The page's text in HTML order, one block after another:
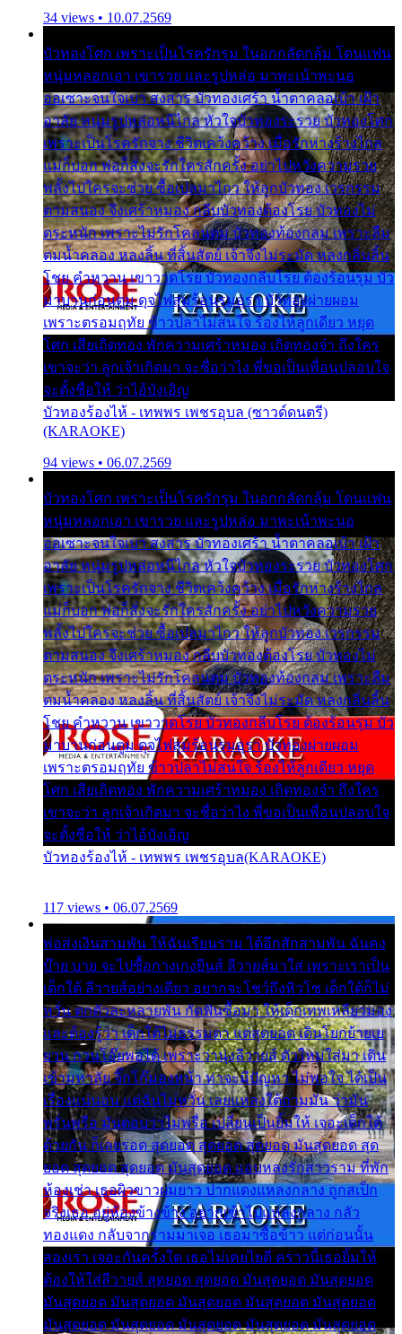
34 views • 10.07.2569
บัวทองโศก เพราะเป็นโรครักรุม ในอกกลัดกลุ้ม โดนแฟน
หนุ่มหลอกเอา เขารวย และรูปหล่อ มาพะเน้าพะนอ
ออเซาะจนใจเบา สงสาร บัวทองเศร้า น้ำตาคลอเบ้า เฝ้า
อาลัย หนุ่มรูปหล่อหนีไกล หัวใจบัวทองระรวย บัวทองโศก
เพราะเป็นโรครักจาง ชีวิตเคว้งคว้าง เมื่อรักห่างร้างไกล
แม่ก็บอก พ่อก็สั่งจะรักใครสักครั้ง อย่าไปหวังความรวย
พลั้งไปใครจะช่วย ซื้อเปลมาไกว ให้ลูกบัวทอง เวรกรรม
ตามสนอง จึงเศร้าหมอง กลีบบัวทองต้องโรย บัวทองไม่
ตระหนัก เพราะไม่รักโคลนตม บัวทองท้องกลม เพราะลืม
ตมน้ำคลอง หลงลิ้น ที่สิ้นสัตย์ เจ้าจึงไม่ระมัด หลงกลิ่นลิ้น
โชย คำหวาน เขาวาดโรย บัวทองกลีบโรย ต้องร้อนรุม บัว
มาบานก่อนตูม ดุจไฟสุมร้อนรุมอุรา บัวทองผ่ายผอม
เพราะตรอมฤทัย ข้าวปลาไม่สนใจ ร้องไห้ลูกเดียว หยุด
โศก เสียเถิดทอง พักความเศร้าหมอง เถิดทองจ๋า ถึงใคร
เขาจะว่า ลูกเจ้าเกิดมา จะชื่อว่าไง พี่ขอเป็นเพื่อนปลอบใจ
จะตั้งชื่อให้ ว่าไอ้บังเอิญ
บัวทองร้องไห้ - เทพพร เพชรอุบล (ซาวด์ดนตรี)
(KARAOKE)
94 views • 06.07.2569
บัวทองโศก เพราะเป็นโรครักรุม ในอกกลัดกลุ้ม โดนแฟน
หนุ่มหลอกเอา เขารวย และรูปหล่อ มาพะเน้าพะนอ
ออเซาะจนใจเบา สงสาร บัวทองเศร้า น้ำตาคลอเบ้า เฝ้า
อาลัย หนุ่มรูปหล่อหนีไกล หัวใจบัวทองระรวย บัวทองโศก
เพราะเป็นโรครักจาง ชีวิตเคว้งคว้าง เมื่อรักห่างร้างไกล
แม่ก็บอก พ่อก็สั่งจะรักใครสักครั้ง อย่าไปหวังความรวย
พลั้งไปใครจะช่วย ซื้อเปลมาไกว ให้ลูกบัวทอง เวรกรรม
ตามสนอง จึงเศร้าหมอง กลีบบัวทองต้องโรย บัวทองไม่
ตระหนัก เพราะไม่รักโคลนตม บัวทองท้องกลม เพราะลืม
ตมน้ำคลอง หลงลิ้น ที่สิ้นสัตย์ เจ้าจึงไม่ระมัด หลงกลิ่นลิ้น
โชย คำหวาน เขาวาดโรย บัวทองกลีบโรย ต้องร้อนรุม บัว
มาบานก่อนตูม ดุจไฟสุมร้อนรุมอุรา บัวทองผ่ายผอม
เพราะตรอมฤทัย ข้าวปลาไม่สนใจ ร้องไห้ลูกเดียว หยุด
โศก เสียเถิดทอง พักความเศร้าหมอง เถิดทองจ๋า ถึงใคร
เขาจะว่า ลูกเจ้าเกิดมา จะชื่อว่าไง พี่ขอเป็นเพื่อนปลอบใจ
จะตั้งชื่อให้ ว่าไอ้บังเอิญ
บัวทองร้องไห้ - เทพพร เพชรอุบล(KARAOKE)
117 views • 06.07.2569
พ่อส่งเงินสามพัน ให้ฉันเรียนราม ได้อีกสักสามพัน ฉันคง
บ๊าย บาย จะไปซื้อกางเกงยีนส์ ลีวายส์มาใส่ เพราะเราเป็น
เด็กใต้ ลีวายส์อย่างเดียว อยากจะโชว์ถึงหิวโซ เด็กใต้ก็ไม่
หวั่น ตกตัวละหลายพัน กัดฟันซื้อมา ให้เด็กเทพเหลียวมอง
และต้องรู้ว่า เด็กใต้ไม่ธรรมดา แต่สุดยอด เดินโยกย้ายเย
ยวน กวนโอ๊ยพอได้ เพราะว่านุ่งลีวายส์ ตัวใหม่ใส่มา เดิน
เข้ามหาลัย จิ๊กโก๊มองหน้า ท่าจะมีปัญหา ไม่พอใจ ได้เป็น
เรื่องแน่นอน แต่ฉันไม่หวั่น เลยแหลงใต้ถามมัน ว่ามัน
พรั่นพรือ มันตอบว่าไม่พรื่อ เปลี่ยนเป็นยิ้มให้ เจอะเด็กใต้
ด้วยกัน ก็เลยรอด สุดยอด สุดยอด สุดยอด มันสุดยอด สุด
ยอด สุดยอด สุดยอด มันสุดยอด แอบหลงรักสาวราม ที่พัก
ห้องเช่า เธอผิวขาวผมยาว ปากแดงแหลงกลาง ถูกสเป็ก
จริงเธอ อยู่ห้องข้างข้าง อยากเข้าไปแหลงกลาง กลัว
ทองแดง กลับจากรามมาเจอ เธอมาซื้อข้าว แต่ก่อนนั้น
สองเรา เจอะกันครั้งใด เธอไม่เคยไยดี คราวนี้เธอยิ้มให้
ต้องให้ใส่ลีวายส์ สุดยอด สุดยอด มันสุดยอด มันสุดยอด
มันสุดยอด มันสุดยอด มันสุดยอด มันสุดยอด มันสุดยอด
มันสุดยอด มันสุดยอด มันสุดยอด มันสุดยอด มันสุดยอด